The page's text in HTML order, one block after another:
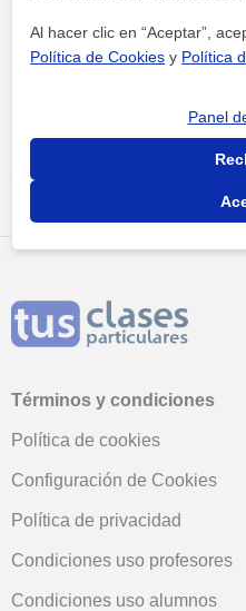
Tus clases particulares
antonio miguel losilla beltrán
Términos y condiciones
Política de cookies
Configuración de Cookies
Política de privacidad
Condiciones uso profesores
Condiciones uso alumnos
Al hacer clic en “Aceptar”,
Política de Cookies y Política
Panel